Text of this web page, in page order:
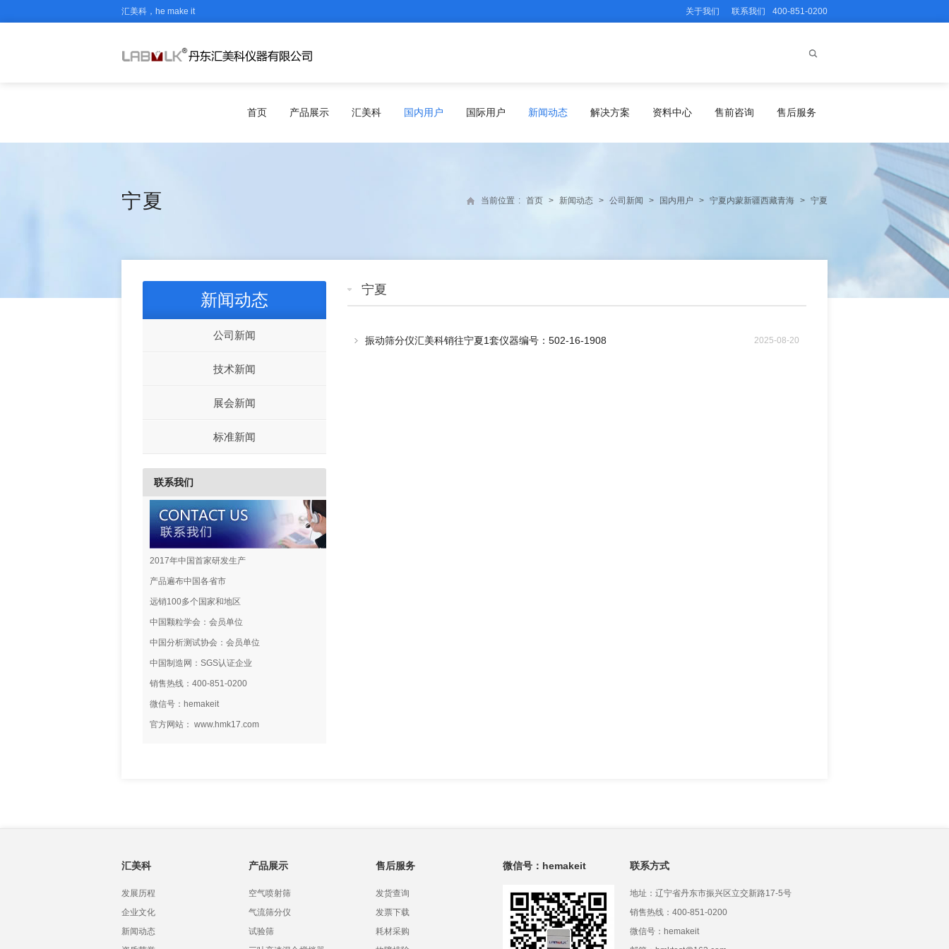
汇美科，he make it 关于我们 联系我们 400-851-0200
首页 产品展示 汇美科 国内用户 国际用户 新闻动态 解决方案 资料中心 售前咨询 售后服务
宁夏 当前位置 : 首页 > 新闻动态 > 公司新闻 > 国内用户 > 宁夏内蒙新疆西藏青海 > 宁夏
宁夏
振动筛分仪汇美科销往宁夏1套仪器编号：502-16-1908 2025-08-20
新闻动态
公司新闻
技术新闻
展会新闻
标准新闻
联系我们
2017年中国首家研发生产
产品遍布中国各省市
远销100多个国家和地区
中国颗粒学会：会员单位
中国分析测试协会：会员单位
中国制造网：SGS认证企业
销售热线：400-851-0200
微信号：hemakeit
官方网站： www.hmk17.com
汇美科
发展历程
企业文化
新闻动态
产品展示
空气喷射筛
气流筛分仪
试验筛
售后服务
发货查询
发票下载
耗材采购
微信号：hemakeit 联系方式
地址：辽宁省丹东市振兴区立交新路17-5号
销售热线：400-851-0200
微信号：hemakeit